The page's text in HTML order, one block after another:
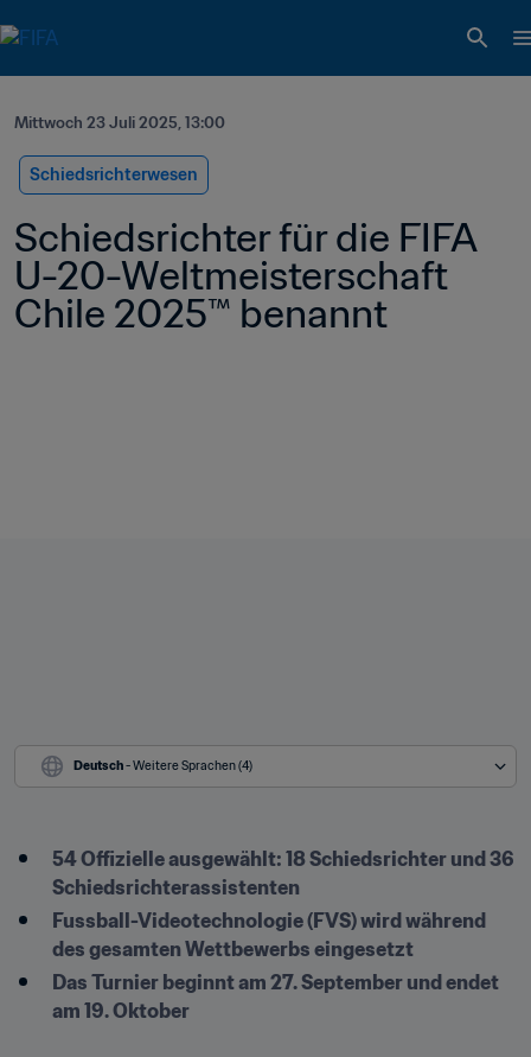
Mittwoch 23 Juli 2025, 13:00
Schiedsrichterwesen
Schiedsrichter für die FIFA
U-20-Weltmeisterschaft
Chile 2025™ benannt
Deutsch - Weitere Sprachen (4)
54 Offizielle ausgewählt: 18 Schiedsrichter und 36
Schiedsrichterassistenten
Fussball-Videotechnologie (FVS) wird während
des gesamten Wettbewerbs eingesetzt
Das Turnier beginnt am 27. September und endet
am 19. Oktober